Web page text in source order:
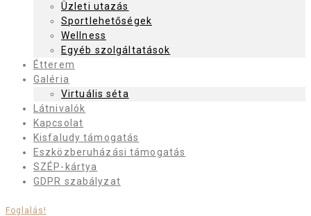
Üzleti utazás
Sportlehetőségek
Wellness
Egyéb szolgáltatások
Étterem
Galéria
Virtuális séta
Látnivalók
Kapcsolat
Kisfaludy támogatás
Eszközberuházási támogatás
SZÉP-kártya
GDPR szabályzat
Foglalás!